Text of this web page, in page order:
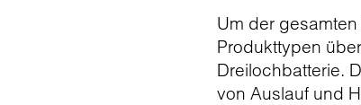
Um der
Produkttypen
Dreilochbatterie.
von Auslauf und